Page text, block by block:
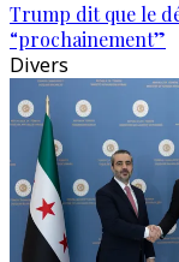
Trump dit que le
“prochainement”
Divers